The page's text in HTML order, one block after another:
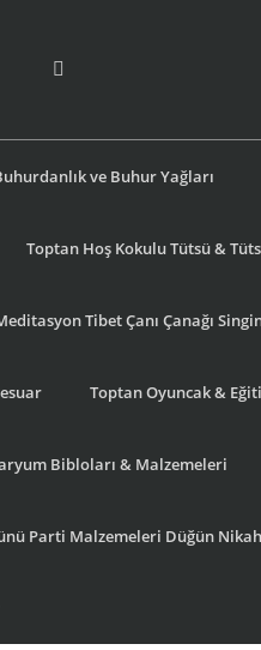
ve Buhur Yağları
Toptan Hoş Kokulu Tütsü &
Tibet Çanı Çanağı
Toptan Oyuncak &
Bibloları & Malzemeleri
Parti Malzemeleri Düğün